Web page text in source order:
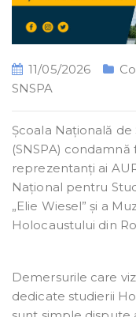
11/05/2026
SNSPA
Școala Națională
(SNSPA)
reprezentanți ai
Național pentru
„Elie Wiesel” și a
Holocaustului din
Demersurile care
dedicate studierii